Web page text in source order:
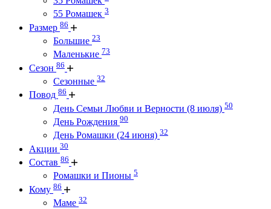
55 Ромашек 3
Размер 86
Большие 23
Маленькие 73
Сезон 86
Сезонные 32
Повод 86
День Семьи Любви и Верности (8 июля) 50
День Рождения 90
День Ромашки (24 июня) 32
Акции 30
Состав 86
Ромашки и Пионы 5
Кому 86
Маме 32